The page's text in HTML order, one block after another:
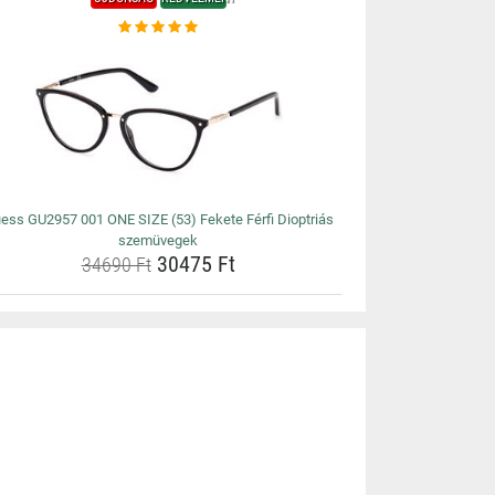
GU2957 001 ONE SIZE (53) Fekete Férfi Dioptriás
szemüvegek
34690 Ft30475 Ft